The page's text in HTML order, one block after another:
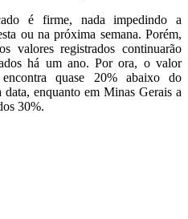
é firme, nada impedindo a
ou na próxima semana. Porém,
valores registrados continuarão
há um ano. Por ora, o valor
quase 20% abaixo do
enquanto em Minas Gerais a
30%.